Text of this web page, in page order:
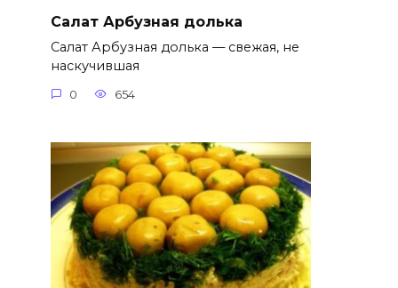
Салат Арбузная долька
Салат Арбузная долька — свежая, не
наскучившая
0 654